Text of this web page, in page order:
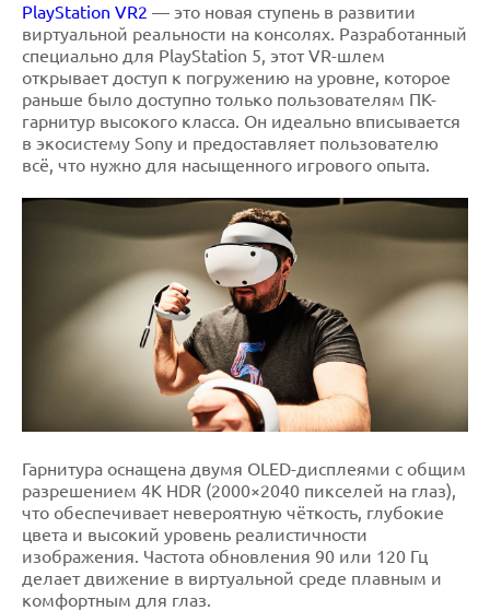
PlayStation VR2 — это новая ступень в развитии
виртуальной реальности на консолях. Разработанный
специально для PlayStation 5, этот VR-шлем
открывает доступ к погружению на уровне, которое
раньше было доступно только пользователям ПК-
гарнитур высокого класса. Он идеально вписывается
в экосистему Sony и предоставляет пользователю
всё, что нужно для насыщенного игрового опыта.
Гарнитура оснащена двумя OLED-дисплеями с общим
разрешением 4K HDR (2000×2040 пикселей на глаз),
что обеспечивает невероятную чёткость, глубокие
цвета и высокий уровень реалистичности
изображения. Частота обновления 90 или 120 Гц
делает движение в виртуальной среде плавным и
комфортным для глаз.